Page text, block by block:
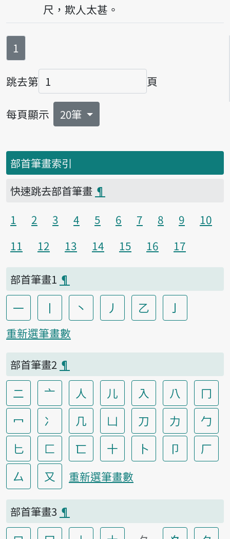
尺，欺人太甚。
第
1
跳去第
頁碼
頁
每頁顯示 20筆
部首筆畫索引
快速跳去部首筆畫 ¶
1
2 3 4 5 6 7 8 9
10
11
12 13 14 15 16 17
部首筆畫1 ¶
一 丨 丶 丿 乙 亅
重新選筆畫數
部首筆畫2 ¶
二 亠 人 儿 入 八
冂
冖
冫 几 凵 刀 力
勹
匕
匚 匸 十 卜 卩
厂
厶
又 重新選筆畫數
部首筆畫3 ¶